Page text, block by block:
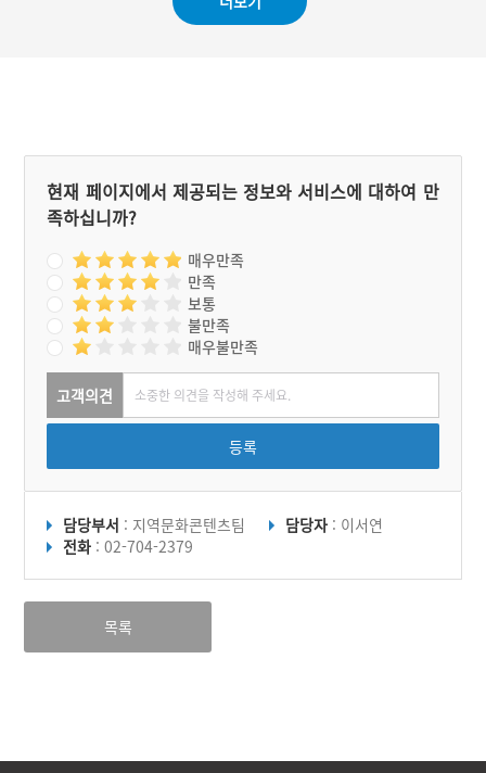
식만 올린다. 회룡마을 주민
무엇보다 비린 것을 일절 올
리지 않는다. 그래서 제물에
는 젓갈은 물론 고춧가루도
사용하지 않는다.
는 전라남도 담양군의 향토
현재 페이지에서 제공되는 정보와 서비스에 대하여 만
족하십니까?
매우만족
만족
보통
불만족
매우불만족
고객의견
등록
담당부서 : 지역문화콘텐츠팀 담당자 : 이서연
전화 : 02-704-2379
목록